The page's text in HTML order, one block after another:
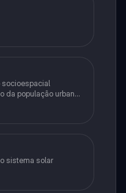
socioespacial
da população urbana
e êxodo
sistema solar